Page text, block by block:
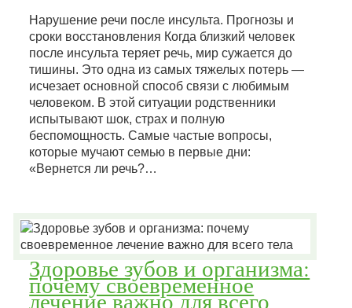
Нарушение речи после инсульта. Прогнозы и
сроки восстановления Когда близкий человек
после инсульта теряет речь, мир сужается до
тишины. Это одна из самых тяжелых потерь —
исчезает основной способ связи с любимым
человеком. В этой ситуации родственники
испытывают шок, страх и полную
беспомощность. Самые частые вопросы,
которые мучают семью в первые дни:
«Вернется ли речь?…
Здоровье зубов и организма:
почему своевременное
лечение важно для всего